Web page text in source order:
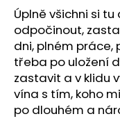
Úplně všichni si
odpočinout,
dni, plném práce,
třeba po uložení
zastavit a v klidu
vína s tím, koho
po dlouhém a
D
o